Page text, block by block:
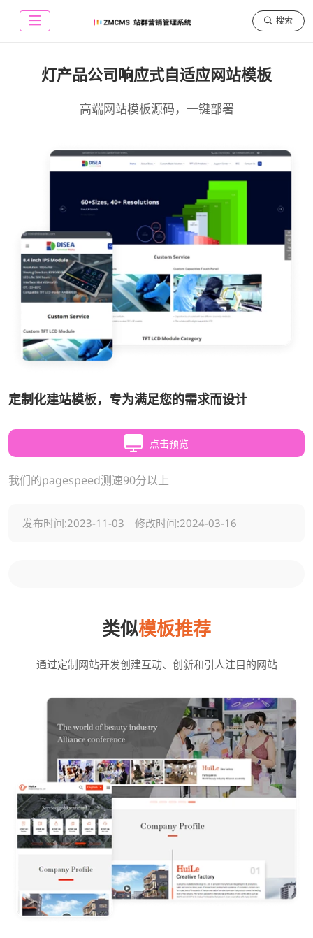
搜索
灯产品公司响应式自适应网站模板
高端网站模板源码，一键部署
定制化建站模板，专为满足您的需求而设计
点击预览
我们的pagespeed测速90分以上
发布时间:2023-11-03 修改时间:2024-03-16
类似模板推荐
通过定制网站开发创建互动、创新和引人注目的网站